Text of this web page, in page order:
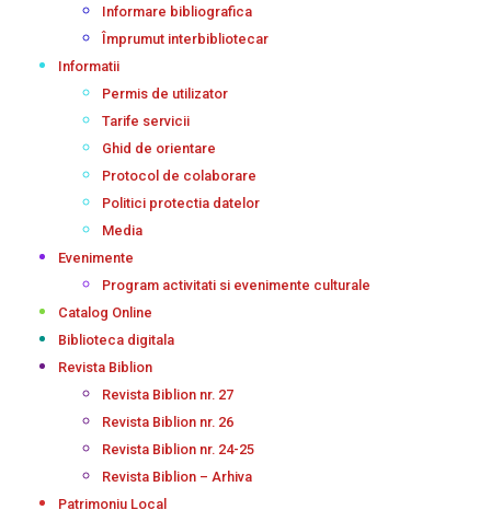
Informare bibliografica
Împrumut interbibliotecar
Informatii
Permis de utilizator
Tarife servicii
Ghid de orientare
Protocol de colaborare
Politici protectia datelor
Media
Evenimente
Program activitati si evenimente culturale
Catalog Online
Biblioteca digitala
Revista Biblion
Revista Biblion nr. 27
Revista Biblion nr. 26
Revista Biblion nr. 24-25
Revista Biblion – Arhiva
Patrimoniu Local